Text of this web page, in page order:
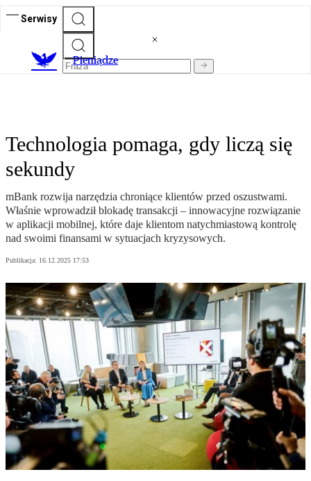
Serwisy
Pieniądze
Technologia pomaga, gdy liczą się
sekundy
mBank rozwija narzędzia chroniące klientów przed oszustwami.
Właśnie wprowadził blokadę transakcji – innowacyjne rozwiązanie
w aplikacji mobilnej, które daje klientom natychmiastową kontrolę
nad swoimi finansami w sytuacjach kryzysowych.
Publikacja: 16.12.2025 17:53